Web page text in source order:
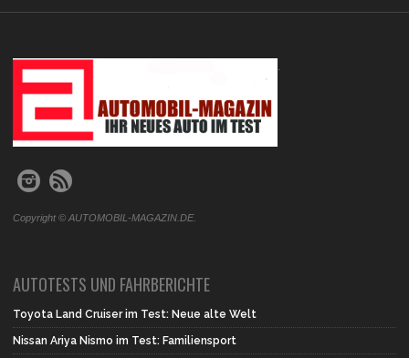
.
Copyright © AUTOMOBIL-MAGAZIN.DE.
AUTOTESTS UND FAHRBERICHTE
Toyota Land Cruiser im Test: Neue alte Welt
Nissan Ariya Nismo im Test: Familiensport